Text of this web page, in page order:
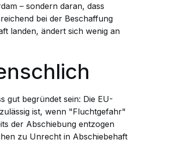
– sondern daran, dass
bei der Beschaffung
landen, ändert sich wenig an
gut begründet sein: Die EU-
ist, wenn "Fluchtgefahr"
der Abschiebung entzogen
zu Unrecht in Abschiebehaft